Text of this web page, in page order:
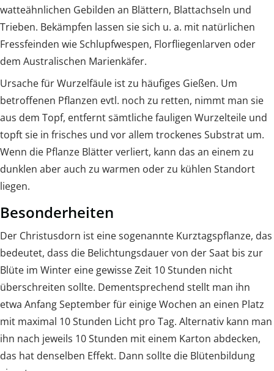
watteähnlichen Gebilden an Blättern, Blattachseln und
Trieben. Bekämpfen lassen sie sich u. a. mit natürlichen
Fressfeinden wie Schlupfwespen, Florfliegenlarven oder
dem Australischen Marienkäfer.
Ursache für Wurzelfäule ist zu häufiges Gießen. Um
betroffenen Pflanzen evtl. noch zu retten, nimmt man sie
aus dem Topf, entfernt sämtliche fauligen Wurzelteile und
topft sie in frisches und vor allem trockenes Substrat um.
Wenn die Pflanze Blätter verliert, kann das an einem zu
dunklen aber auch zu warmen oder zu kühlen Standort
liegen.
Besonderheiten
Der Christusdorn ist eine sogenannte Kurztagspflanze, das
bedeutet, dass die Belichtungsdauer von der Saat bis zur
Blüte im Winter eine gewisse Zeit 10 Stunden nicht
überschreiten sollte. Dementsprechend stellt man ihn
etwa Anfang September für einige Wochen an einen Platz
mit maximal 10 Stunden Licht pro Tag. Alternativ kann man
ihn nach jeweils 10 Stunden mit einem Karton abdecken,
das hat denselben Effekt. Dann sollte die Blütenbildung